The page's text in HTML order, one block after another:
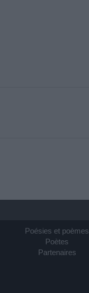
Poésies et poèmes
Poètes
Partenaires